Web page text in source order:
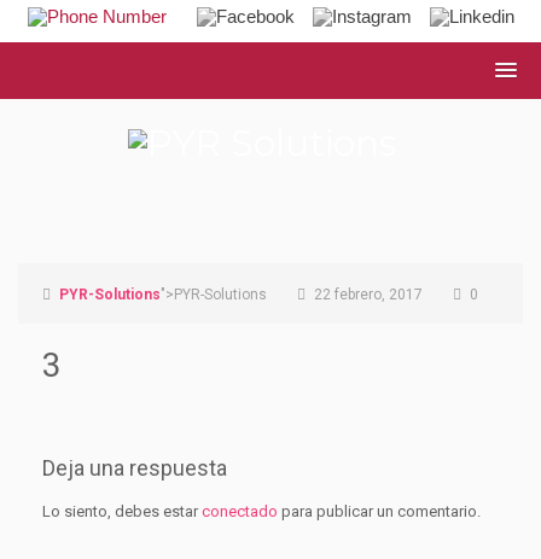
PYR-Solutions">PYR-Solutions 22 febrero, 2017 0
3
Deja una respuesta
Lo siento, debes estarconectado para publicar un comentario.